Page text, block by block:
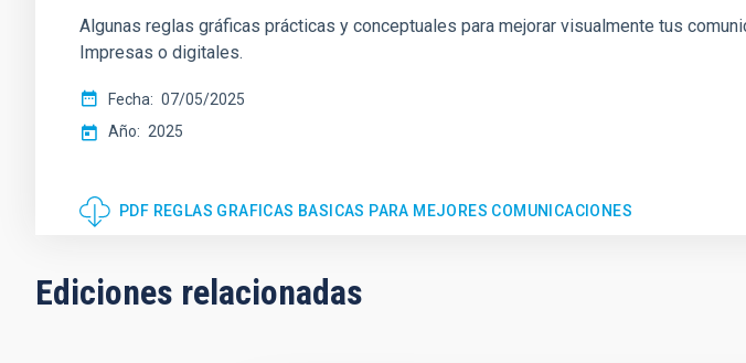
Algunas reglas gráficas prácticas y conceptuales para mejorar visualmente tus
Impresas o digitales.
Fecha
07/05/2025
Año
2025
PDF REGLAS GRAFICAS BASICAS PARA MEJORES COMUNICACIONES
Ediciones relacionadas